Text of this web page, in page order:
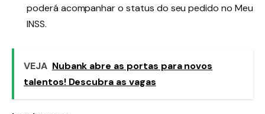
poderá acompanhar o status do seu pedido no Meu
INSS.
VEJA Nubank abre as portas para novos
talentos! Descubra as vagas